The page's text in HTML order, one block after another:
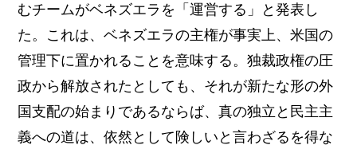
むチームがベネズエラを「運営する」と発表し
た。これは、ベネズエラの主権が事実上、米国の
管理下に置かれることを意味する。独裁政権の圧
政から解放されたとしても、それが新たな形の外
国支配の始まりであるならば、真の独立と民主主
義への道は、依然として険しいと言わざるを得な